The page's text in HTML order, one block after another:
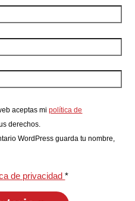
aceptas mipolítica de
derechos.
WordPress guarda tu nombre,
de privacidad*